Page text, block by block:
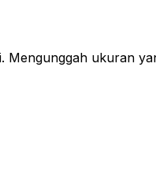
Mengunggah ukuran